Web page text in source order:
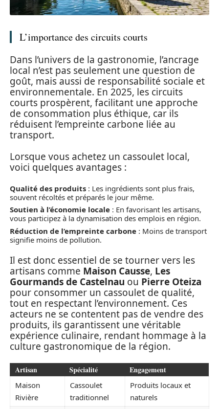
L’importance des circuits courts
Dans l’univers de la gastronomie, l’ancrage
local n’est pas seulement une question de
goût, mais aussi de responsabilité sociale et
environnementale. En 2025, les circuits
courts prospèrent, facilitant une approche
de consommation plus éthique, car ils
réduisent l’empreinte carbone liée au
transport.
Lorsque vous achetez un cassoulet local,
voici quelques avantages :
Qualité des produits : Les ingrédients sont plus frais,
souvent récoltés et préparés le jour même.
Soutien à l’économie locale : En favorisant les artisans,
vous participez à la dynamisation des emplois en région.
Réduction de l’empreinte carbone : Moins de transport
signifie moins de pollution.
Il est donc essentiel de se tourner vers les
artisans comme Maison Causse, Les
Gourmands de Castelnau ou Pierre Oteiza
pour consommer un cassoulet de qualité,
tout en respectant l’environnement. Ces
acteurs ne se contentent pas de vendre des
produits, ils garantissent une véritable
expérience culinaire, rendant hommage à la
culture gastronomique de la région.
Artisan Spécialité Engagement
Maison
Rivière
Cassoulet
traditionnel
Produits locaux et
naturels